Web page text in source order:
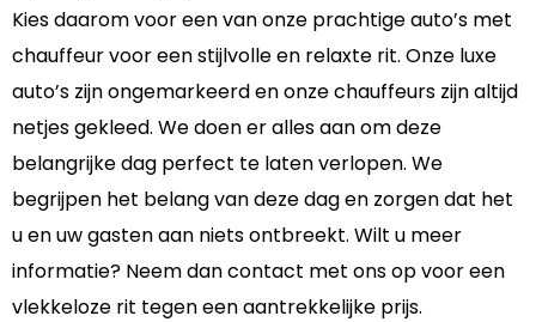
Kies daarom voor een van onze prachtige auto’s met
chauffeur voor een stijlvolle en relaxte rit. Onze luxe
auto’s zijn ongemarkeerd en onze chauffeurs zijn altijd
netjes gekleed. We doen er alles aan om deze
belangrijke dag perfect te laten verlopen. We
begrijpen het belang van deze dag en zorgen dat het
u en uw gasten aan niets ontbreekt. Wilt u meer
informatie? Neem dan contact met ons op voor een
vlekkeloze rit tegen een aantrekkelijke prijs.